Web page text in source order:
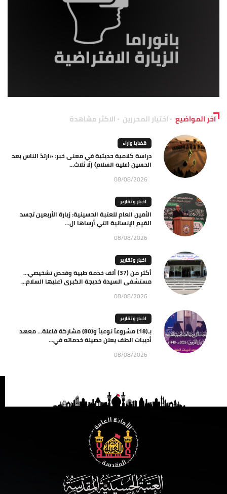
آخر المواضيع اختيار المحررين الاكثر مشاهدة
قضايا وآراء
دراسة كلامية حديثية في معنى خبر: «ارتدّ الناس بعد
الحسين (عليه السلام) إلّا ثلاث...
08/08/2026
اخبار وتقارير
الأمين العام للعتبة الحسينية: زيارة الأربعين تجسد
القيم الإنسانية التي أرساها ال...
08/08/2026
اخبار وتقارير
أكثر من (37) ألف خدمة طبية وفحص تشخيصي…
مستشفى السيدة خديجة الكبرى (عليها السلام...
08/08/2026
اخبار وتقارير
بـ(18) مشروعاً نوعياً و(80) مشاركة فاعلة… معهد
أديبات الطف يعلن حصيلة خدماته في...
08/08/2026